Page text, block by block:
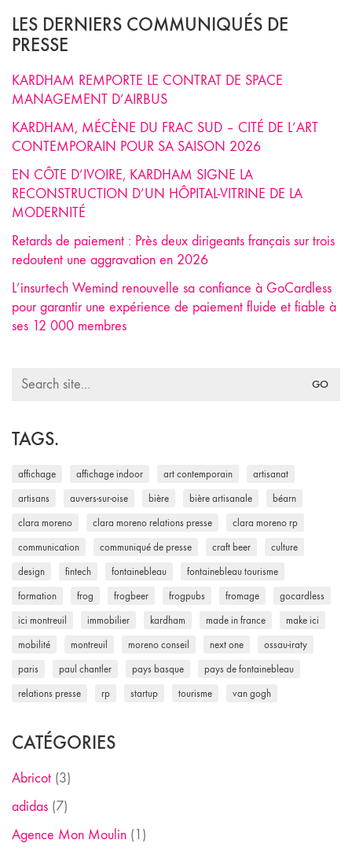
LES DERNIERS COMMUNIQUÉS DE
PRESSE
KARDHAM REMPORTE LE CONTRAT DE SPACE
MANAGEMENT D’AIRBUS
KARDHAM, MÉCÈNE DU FRAC SUD – CITÉ DE L’ART
CONTEMPORAIN POUR SA SAISON 2026
EN CÔTE D’IVOIRE, KARDHAM SIGNE LA
RECONSTRUCTION D’UN HÔPITAL-VITRINE DE LA
MODERNITÉ
Retards de paiement : Près deux dirigeants français sur trois
redoutent une aggravation en 2026
L’insurtech Wemind renouvelle sa confiance à GoCardless
pour garantir une expérience de paiement fluide et fiable à
ses 12 000 membres
Search
TAGS.
affichage affichage indoor art contemporain artisanat
artisans auvers-sur-oise bière bière artisanale béarn
clara moreno clara moreno relations presse clara moreno rp
communication communiqué de presse craft beer culture
design fintech fontainebleau fontainebleau tourisme
formation frog frogbeer frogpubs fromage gocardless
ici montreuil immobilier kardham made in france make ici
mobilité montreuil moreno conseil next one ossau-iraty
paris paul chantler pays basque pays de fontainebleau
relations presse rp startup tourisme van gogh
CATÉGORIES
Abricot (3)
adidas (7)
Agence Mon Moulin (1)